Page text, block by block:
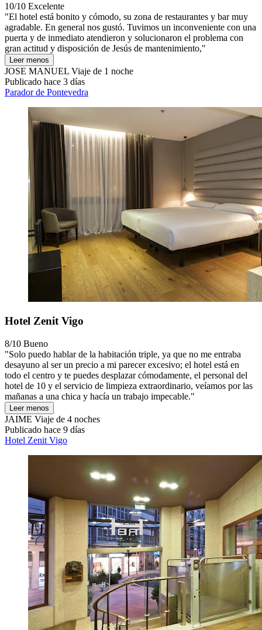
10/10 Excelente
"El hotel está bonito y cómodo, su zona de restaurantes y bar muy
agradable. En general nos gustó. Tuvimos un inconveniente con una
puerta y de inmediato atendieron y solucionaron el problema con
gran actitud y disposición de Jesús de mantenimiento,"
Leer menos
JOSE MANUEL Viaje de 1 noche
Publicado hace 3 días
Parador de Pontevedra
Hotel Zenit Vigo
8/10 Bueno
"Solo puedo hablar de la habitación triple, ya que no me entraba
desayuno al ser un precio a mi parecer excesivo; el hotel está en
todo el centro y te puedes desplazar cómodamente, el personal del
hotel de 10 y el servicio de limpieza extraordinario, veíamos por las
mañanas a una chica y hacía un trabajo impecable."
Leer menos
JAIME Viaje de 4 noches
Publicado hace 9 días
Hotel Zenit Vigo